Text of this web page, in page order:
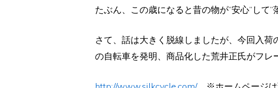
たぶん、この歳になると昔の物が”安心”して”
さて、話は大きく脱線しましたが、今回入荷
の自転車を発明、商品化した荒井正氏がフレ